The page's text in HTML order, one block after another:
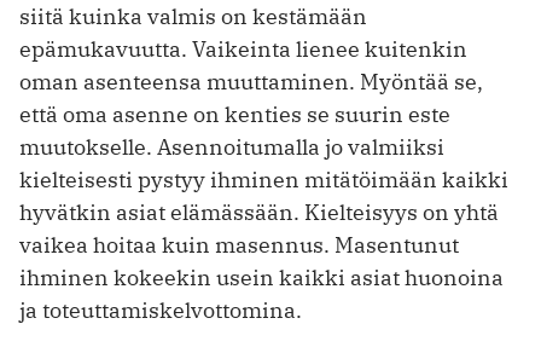
siitä kuinka valmis on kestämään
epämukavuutta. Vaikeinta lienee kuitenkin
oman asenteensa muuttaminen. Myöntää se,
että oma asenne on kenties se suurin este
muutokselle. Asennoitumalla jo valmiiksi
kielteisesti pystyy ihminen mitätöimään kaikki
hyvätkin asiat elämässään. Kielteisyys on yhtä
vaikea hoitaa kuin masennus. Masentunut
ihminen kokeekin usein kaikki asiat huonoina
ja toteuttamiskelvottomina.